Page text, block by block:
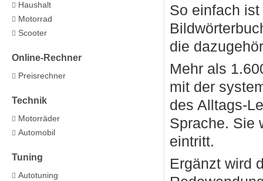
So einfach
die
Mehr als
mit der
des Alltags-
Sprache. Sie
eintritt.
Ergänzt wird
Haushalt
Motorrad
Scooter
Online-Rechner
Preisrechner
Technik
Motorräder
Automobil
Tuning
Autotuning